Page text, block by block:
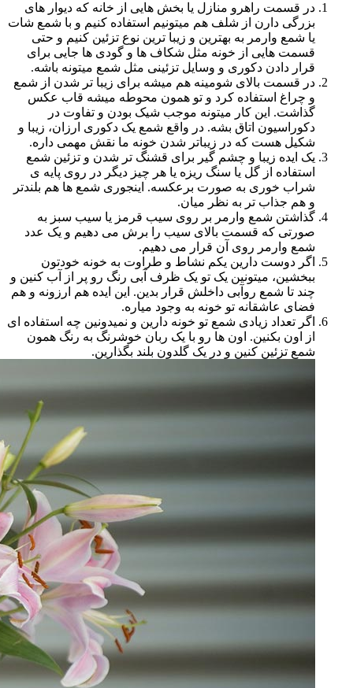
در قسمت راهرو منازل یا بخش هایی از خانه که دیوار های
بزرگی دارن از شلف هم میتونیم استفاده کنیم و با شمع شات
یا شمع وارمر به بهترین و زیبا ترین نوع تزئین کنیم و حتی
قسمت هایی از خونه مثل شکاف ها و گودی ها جایی برای
قرار دادن دکوری و وسایل تزئینی مثل شمع میتونه باشه.
در قسمت بالای شومینه هم میشه برای زیبا تر شدن از شمع
و چراغ استفاده کرد و تو همون محوطه میشه قاب عکس
گذاشت. این کار میتونه موجب شیک بودن و تفاوت در
دکوراسیون اتاق بشه. در واقع شمع یک دکوری ارزان، زیبا و
شکیل هست که در زیباتر شدن خونه ما نقش مهمی داره.
یک ایده زیبا و چشم گیر برای قشنگ تر شدن و تزئین شمع
استفاده از گل یا سنگ ریزه یا هر چیز دیگر در روی پایه ی
شراب خوری به صورت برعکسه. اینجوری شمع ها هم بلندتر
و هم جذاب تر به نظر میان.
گذاشتن شمع وارمر بر روی سیب قرمز یا سیب سبز به
صورتی که قسمت بالای سیب را برش می دهیم و یک عدد
شمع وارمر روی آن قرار می دهیم.
اگر دوست دارین یکم نشاط و طراوت به خونه خودتون
ببخشین، میتونین یک تو یک ظرف آبی رنگ رو پر از آب کنین و
چند تا شمع روآبی داخلش قرار بدین. این ایده هم ارزونه و هم
فضای عاشقانه تو خونه به وجود میاره.
اگر تعداد زیادی شمع تو خونه دارین و نمیدونین چه استفاده ای
از اون بکنین. اون ها رو با یک ربان خوشرنگ به رنگ همون
شمع تزئین کنین و در یک گلدون بلند بگذارین.